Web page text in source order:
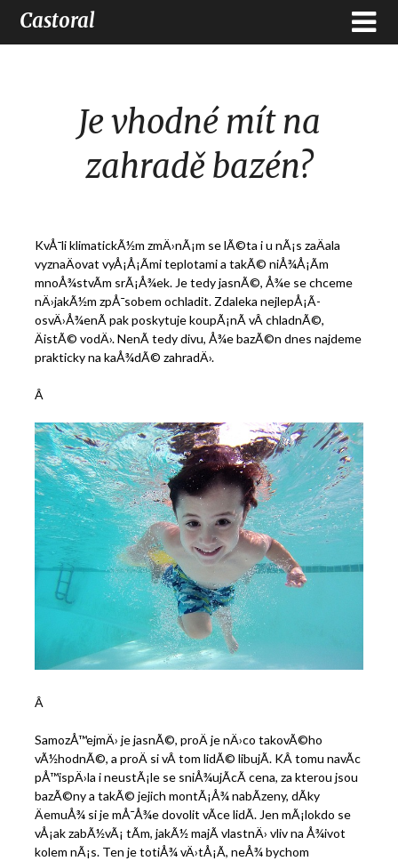
Castoral
Je vhodné mít na
zahradě bazén?
KvÅ¯li klimatickÃ½m zmÄ›nÃ¡m se lÃ©ta i u nÃ¡s zaÄala
vyznaÄovat vyÅ¡Å¡Ã­mi teplotami a takÃ© niÅ¾Å¡Ã­m
mnoÅ¾stvÃ­m srÃ¡Å¾ek. Je tedy jasnÃ©, Å¾e se chceme
nÄ›jakÃ½m zpÅ¯sobem ochladit. Zdaleka nejlepÅ¡Ã­
osvÄ›Å¾enÃ­ pak poskytuje koupÃ¡nÃ­ vÂ chladnÃ©,
ÄistÃ© vodÄ›. NenÃ­ tedy divu, Å¾e bazÃ©n dnes najdeme
prakticky na kaÅ¾dÃ© zahradÄ›.
Â
Â
SamozÅ™ejmÄ› je jasnÃ©, proÄ je nÄ›co takovÃ©ho
vÃ½hodnÃ©, a proÄ si vÂ tom lidÃ© libujÃ­. KÂ tomu navÃ­c
pÅ™ispÄ›la i neustÃ¡le se sniÅ¾ujÃ­cÃ­ cena, za kterou jsou
bazÃ©ny a takÃ© jejich montÃ¡Å¾ nabÃ­zeny, dÃ­ky
ÄemuÅ¾ si je mÅ¯Å¾e dovolit vÃ­ce lidÃ­. Jen mÃ¡lokdo se
vÅ¡ak zabÃ½vÃ¡ tÃ­m, jakÃ½ majÃ­ vlastnÄ› vliv na Å¾ivot
kolem nÃ¡s. Ten je totiÅ¾ vÄ›tÅ¡Ã­, neÅ¾ bychom